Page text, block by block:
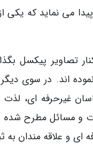
با گوشی هواوی پی 30 پرو را
غیرحرفه ای،
موضوعات و مسائل
و علاقه مندان به